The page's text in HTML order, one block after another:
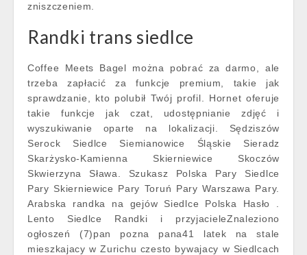
zniszczeniem.
Randki trans siedlce
Coffee Meets Bagel można pobrać za darmo, ale
trzeba zapłacić za funkcje premium, takie jak
sprawdzanie, kto polubił Twój profil. Hornet oferuje
takie funkcje jak czat, udostępnianie zdjęć i
wyszukiwanie oparte na lokalizacji. Sędziszów
Serock Siedlce Siemianowice Śląskie Sieradz
Skarżysko-Kamienna Skierniewice Skoczów
Skwierzyna Sława. Szukasz Polska Pary Siedlce
Pary Skierniewice Pary Toruń Pary Warszawa Pary.
Arabska randka na gejów Siedlce Polska Hasło .
Lento Siedlce Randki i przyjacieleZnaleziono
ogłoszeń (7)pan pozna pana41 latek na stale
mieszkajacy w Zurichu czesto bywajacy w Siedlcach